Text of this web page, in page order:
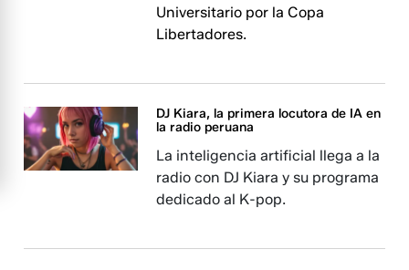
Universitario por la Copa
Libertadores.
DJ Kiara, la primera locutora de IA en
la radio peruana
La inteligencia artificial llega a la
radio con DJ Kiara y su programa
dedicado al K-pop.